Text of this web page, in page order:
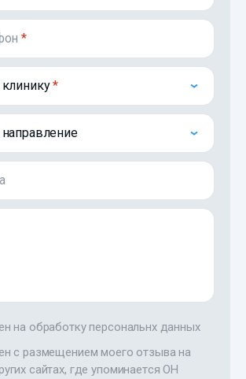
*
на обработку персональнх данных
с размещением моего отзыва на
сайтах, где упоминается ОН